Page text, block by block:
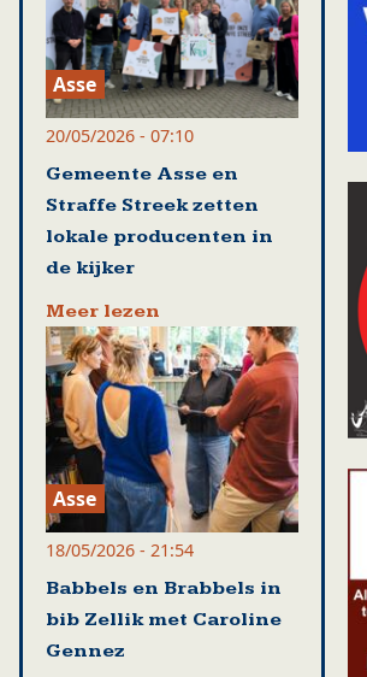
Asse
20/05/2026 - 07:10
Gemeente Asse en
Straffe Streek zetten
lokale producenten in
de kijker
Meer lezen
Asse
18/05/2026 - 21:54
Babbels en Brabbels in
bib Zellik met Caroline
Gennez